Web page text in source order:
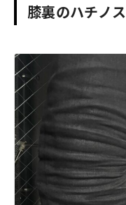
膝裏のハチノス